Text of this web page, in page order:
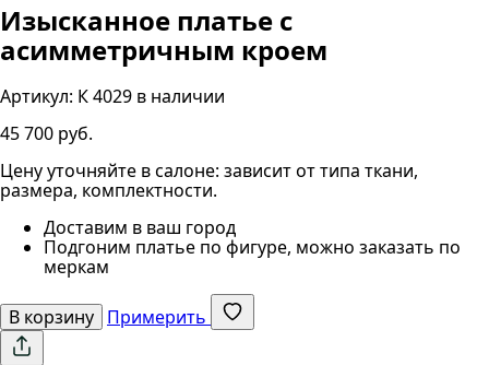
Изысканное платье с
асимметричным кроем
Артикул: К 4029 в наличии
45 700 руб.
Цену уточняйте в салоне: зависит от типа ткани,
размера, комплектности.
Доставим в ваш город
Подгоним платье по фигуре, можно заказать по
меркам
В корзину Примерить